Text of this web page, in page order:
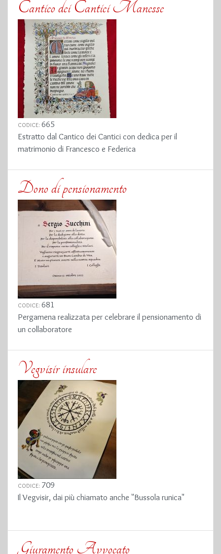
Cantico dei Cantici Manesse
CODICE: 665
Estratto dal Cantico dei Cantici con dedica per il
matrimonio di Francesco e Federica
Dono di pensionamento
CODICE: 681
Pergamena realizzata per celebrare il pensionamento di
un collaboratore
Vegvisir insulare
CODICE: 709
Il Vegvisir, dai più chiamato anche "Bussola runica"
Giuramento Avvocato